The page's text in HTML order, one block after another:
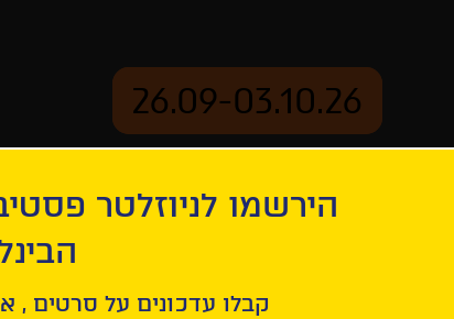
26.09-03.10.26
הירשמו לניוזלטר
קבלו עדכונים על סרטים ,